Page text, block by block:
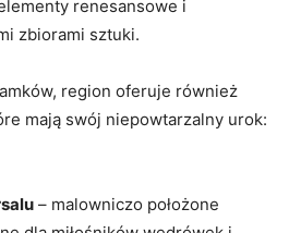
renesansowe i‍
zbiorami sztuki.
region ‍oferuje również
mają swój niepowtarzalny urok:
– malowniczo położone